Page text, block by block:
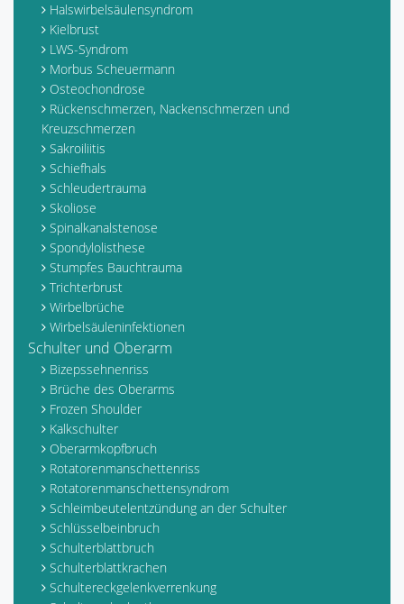
Halswirbelsäulensyndrom
Kielbrust
LWS-Syndrom
Morbus Scheuermann
Osteochondrose
Rückenschmerzen, Nackenschmerzen und
Kreuzschmerzen
Sakroiliitis
Schiefhals
Schleudertrauma
Skoliose
Spinalkanalstenose
Spondylolisthese
Stumpfes Bauchtrauma
Trichterbrust
Wirbelbrüche
Wirbelsäuleninfektionen
Schulter und Oberarm
Bizepssehnenriss
Brüche des Oberarms
Frozen Shoulder
Kalkschulter
Oberarmkopfbruch
Rotatorenmanschettenriss
Rotatorenmanschettensyndrom
Schleimbeutelentzündung an der Schulter
Schlüsselbeinbruch
Schulterblattbruch
Schulterblattkrachen
Schultereckgelenkverrenkung